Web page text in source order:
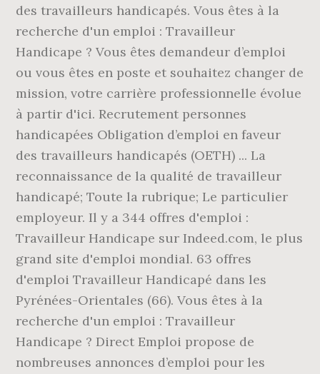
des travailleurs handicapés. Vous êtes à la
recherche d'un emploi : Travailleur
Handicape ? Vous êtes demandeur d’emploi
ou vous êtes en poste et souhaitez changer de
mission, votre carrière professionnelle évolue
à partir d'ici. Recrutement personnes
handicapées Obligation d’emploi en faveur
des travailleurs handicapés (OETH) ... La
reconnaissance de la qualité de travailleur
handicapé; Toute la rubrique; Le particulier
employeur. Il y a 344 offres d'emploi :
Travailleur Handicape sur Indeed.com, le plus
grand site d'emploi mondial. 63 offres
d'emploi Travailleur Handicapé dans les
Pyrénées-Orientales (66). Vous êtes à la
recherche d'un emploi : Travailleur
Handicape ? Direct Emploi propose de
nombreuses annonces d’emploi pour les